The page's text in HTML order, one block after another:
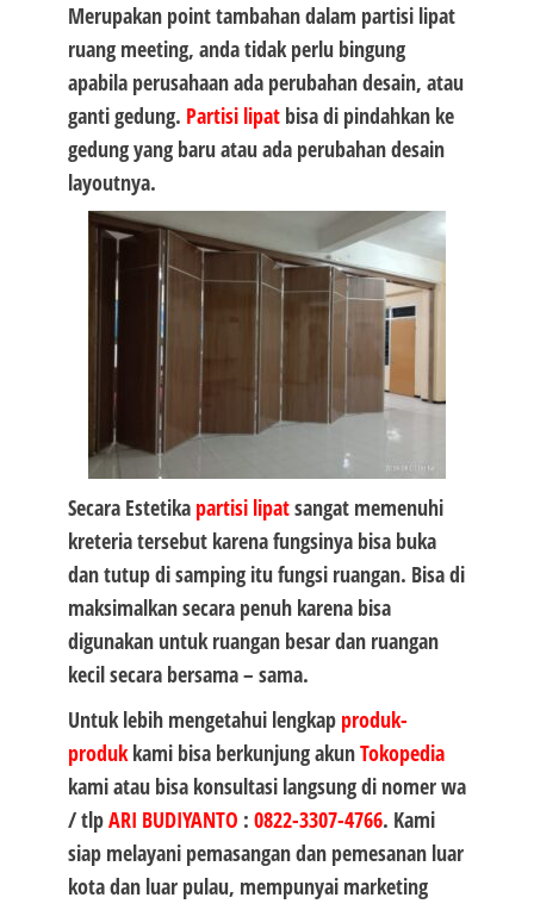
Merupakan point tambahan dalam partisi lipat
ruang meeting, anda tidak perlu bingung
apabila perusahaan ada perubahan desain, atau
ganti gedung. Partisi lipatbisa di pindahkan ke
gedung yang baru atau ada perubahan desain
layoutnya.
Secara Estetika partisi lipatsangat memenuhi
kreteria tersebut karena fungsinya bisa buka
dan tutup di samping itu fungsi ruangan. Bisa di
maksimalkan secara penuh karena bisa
digunakan untuk ruangan besar dan ruangan
kecil secara bersama – sama.
Untuk lebih mengetahui lengkap produk-
produkkami bisa berkunjung akunTokopedia
kami atau bisa konsultasi langsung di nomer wa
/ tlpARI BUDIYANTO : 0822-3307-4766. Kami
siap melayani pemasangan dan pemesanan luar
kota dan luar pulau, mempunyai marketing